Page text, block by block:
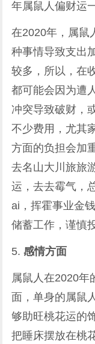
年属鼠人偏财运
在2020年，属鼠
种事情导致支出
较多，所以，在
都可能会因为遭
冲突导致破财，
不少费用，尤其
方面的负担会加
去名山大川旅旅
运，去去霉气，
ai，挥霍事业金
储蓄工作，谨慎
5.感情方面
属鼠人在2020年
面，单身的属鼠
够助旺桃花运的
把睡床摆放在桃